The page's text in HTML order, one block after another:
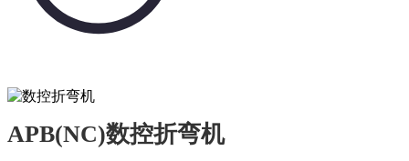
APB(NC)数控折弯机